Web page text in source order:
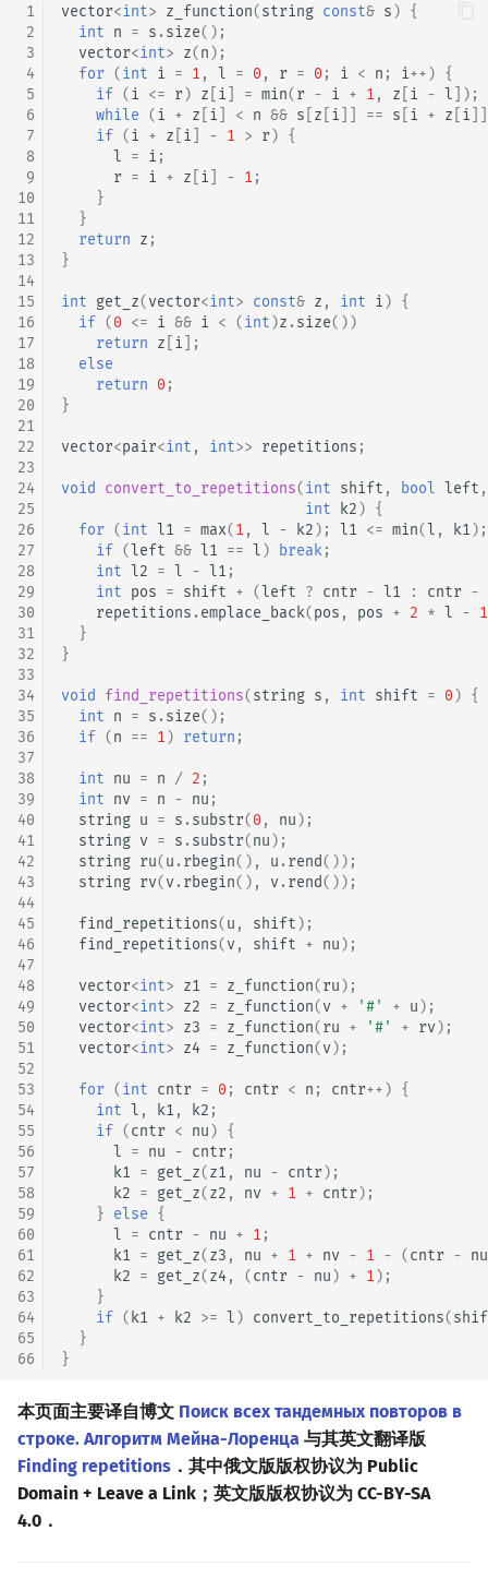
1
2
3
4
5
6
7
8
9
10
11
12
13
14
15
16
17
18
19
20
21
22
23
24
25
26
27
28
29
30
31
32
33
34
35
36
37
38
39
40
41
42
43
44
45
46
47
48
49
50
51
52
53
54
55
56
57
58
59
60
61
62
63
64
65
66
vector<int> z_function(string const& s) {
int n = s .size();
vector<int> z(n);
for (int i = 1 , l = 0, r = 0; i < n ; i++) {
if (i <= r) z i = min(r - i + 1 , z i - l ]);
while (i + z i < n && s z i == s i + z i
if (i + z i - 1 > r) {
l = i ;
r = i + z i - 1 ;
}
}
return z ;
}
int get_z(vector<int> const& z , int i) {
if (0 <= i && i < (int)z .size())
return z i ];
else
return 0;
}
vector<pair<int , int>> repetitions ;
void convert_to_repetitions(int shift , bool left ,
int
k2) {
for (int l1 = max(1 , l - k2); l1 <= min(l , k1);
if (left && l1 == l) break;
int l2 = l - l1 ;
int pos = shift + (left ? cntr - l1 : cntr -
repetitions .emplace_back(pos , pos + 2 * l - 1
}
}
void find_repetitions(string s , int shift = 0) {
int n = s .size();
if (n == 1) return ;
int nu = n / 2 ;
int nv = n - nu ;
string u = s .substr(0, nu);
string v = s .substr(nu);
string ru(u .rbegin(), u .rend());
string rv(v.rbegin(), v.rend());
find_repetitions(u , shift);
find_repetitions(v, shift + nu);
vector<int> z1 = z_function(ru);
vector<int> z2 = z_function(v + '#' + u);
vector<int> z3 = z_function(ru + '#' + rv);
vector<int> z4 = z_function(v);
for (int cntr = 0; cntr < n ; cntr++) {
int l , k1 , k2 ;
if (cntr < nu) {
l = nu - cntr;
k1 = get_z(z1 , nu - cntr);
k2 = get_z(z2 , nv + 1 + cntr);
} else {
l = cntr - nu + 1 ;
k1 = get_z(z3 , nu + 1 + nv - 1 - (cntr - nu
k2 = get_z(z4, (cntr - nu) + 1);
}
if ( k1 + k2 >= l) convert_to_repetitions(
}
}
本页面主要译自博文 Поиск всех тандемных повторов в
строке. Алгоритм Мейна-Лоренца 与其英文翻译版
Finding repetitions ．其中俄文版版权协议为 Public
Domain + Leave a Link；英文版版权协议为 CC-BY-SA
4.0．